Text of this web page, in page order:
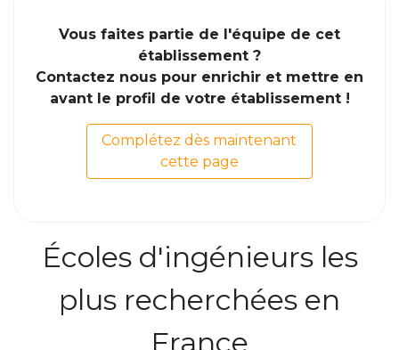
Vous faites partie de l'équipe de cet
établissement ?
Contactez nous pour enrichir et mettre en
avant le profil de votre établissement !
Complétez dès maintenant
cette page
Écoles d'ingénieurs les
plus recherchées en
France